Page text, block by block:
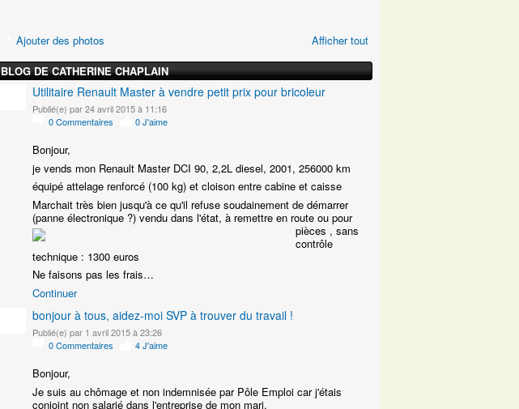
Ajouter des photos
Afficher tout
BLOG DE CATHERINE CHAPLAIN
Utilitaire Renault Master à vendre petit prix pour bricoleur
Publié(e) par 24 avril 2015 à 11:16
0Commentaires 0J'aime
Bonjour,
je vends mon Renault Master DCI 90, 2,2L diesel, 2001, 256000 km
équipé attelage renforcé (100 kg) et cloison entre cabine et caisse
Marchait très bien jusqu'à ce qu'il refuse soudainement de démarrer
(panne électronique ?) vendu dans l'état, à remettre en route ou pour
pièces , sans
contrôle
technique : 1300 euros
Ne faisons pas les frais…
Continuer
bonjour à tous, aidez-moi SVP à trouver du travail !
Publié(e) par 1 avril 2015 à 23:26
0Commentaires 4J'aime
Bonjour,
Je suis au chômage et non indemnisée par Pôle Emploi car j'étais
conjoint non salarié dans l'entreprise de mon mari.